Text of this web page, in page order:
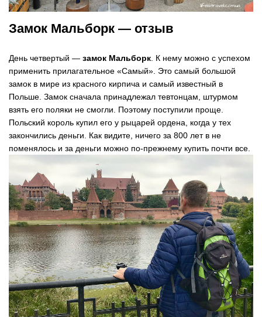
Замок Мальборк — отзыв
День четвертый — замок Мальборк. К нему можно с успехом
применить прилагательное «Самый». Это самый большой
замок в мире из красного кирпича и самый известный в
Польше. Замок сначала принадлежал тевтонцам, штурмом
взять его поляки не смогли. Поэтому поступили проще.
Польский король купил его у рыцарей ордена, когда у тех
закончились деньги. Как видите, ничего за 800 лет в не
поменялось и за деньги можно по-прежнему купить почти все.